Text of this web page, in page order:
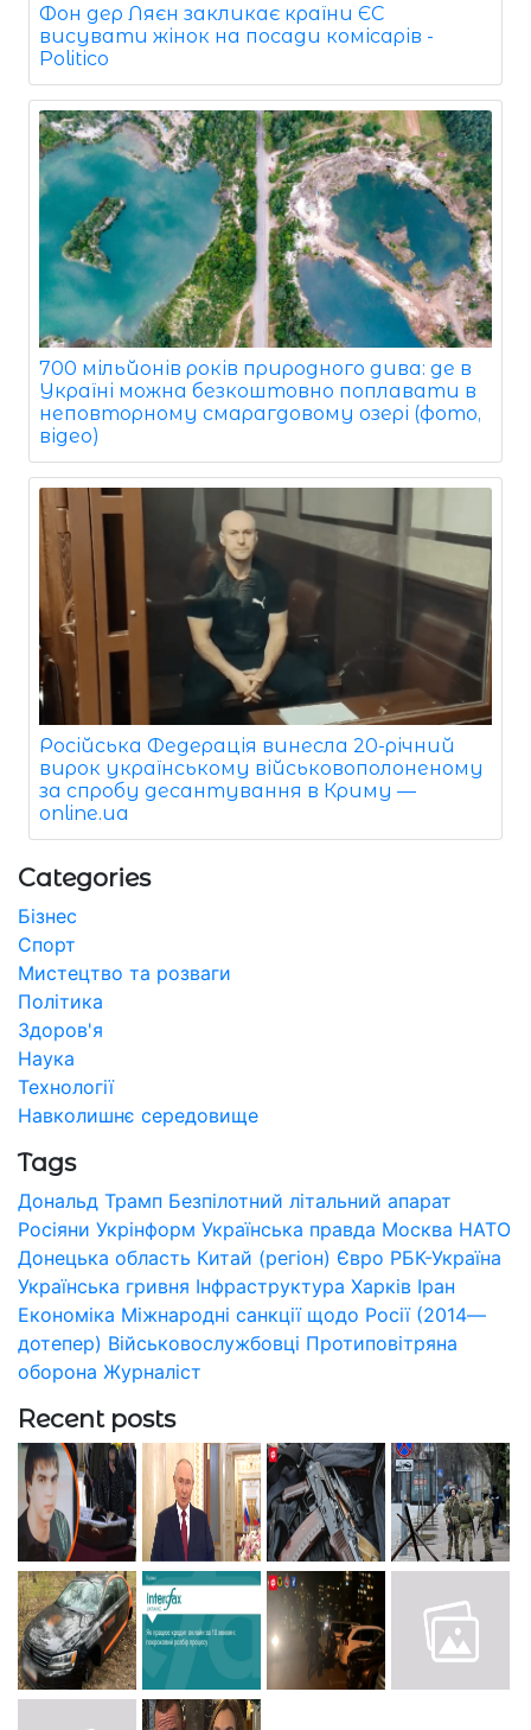
Фон дер Ляєн закликає країни ЄС
висувати жінок на посади комісарів -
Politico
700 мільйонів років природного дива: де в
Україні можна безкоштовно поплавати в
неповторному смарагдовому озері (фото,
відео)
Російська Федерація винесла 20-річний
вирок українському військовополоненому
за спробу десантування в Криму —
online.ua
Categories
Бізнес
Спорт
Мистецтво та розваги
Політика
Здоров'я
Наука
Технології
Навколишнє середовище
Tags
Дональд Трамп Безпілотний літальний апарат
Росіяни Укрінформ Українська правда Москва НАТО
Донецька область Китай (регіон) Євро РБК-Україна
Українська гривня Інфраструктура Харків Іран
Економіка Міжнародні санкції щодо Росії (2014—
дотепер) Військовослужбовці Протиповітряна
оборона Журналіст
Recent posts